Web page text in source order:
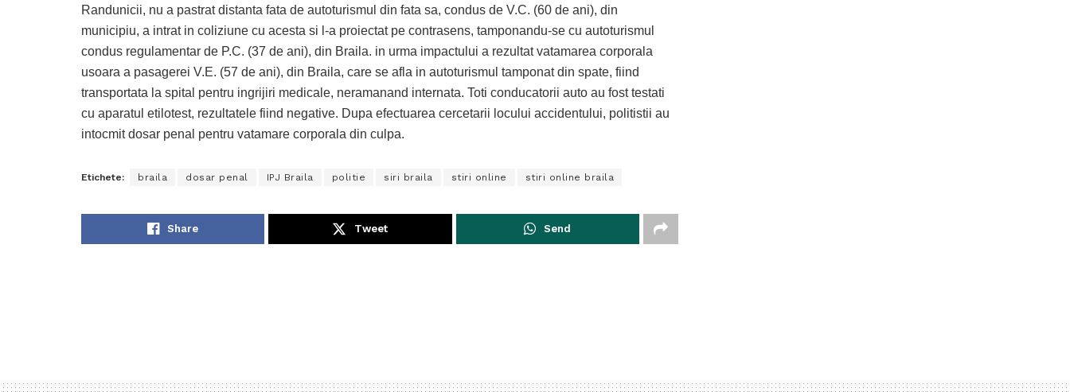
Randunicii, nu a pastrat distanta fata de autoturismul din fata sa, condus de V.C. (60 de ani), din
municipiu, a intrat in coliziune cu acesta si l-a proiectat pe contrasens, tamponandu-se cu autoturismul
condus regulamentar de P.C. (37 de ani), din Braila. in urma impactului a rezultat vatamarea corporala
usoara a pasagerei V.E. (57 de ani), din Braila, care se afla in autoturismul tamponat din spate, fiind
transportata la spital pentru ingrijiri medicale, neramanand internata. Toti conducatorii auto au fost testati
cu aparatul etilotest, rezultatele fiind negative. Dupa efectuarea cercetarii locului accidentului, politistii au
intocmit dosar penal pentru vatamare corporala din culpa.
Etichete: braila dosar penal IPJ Braila politie siri braila stiri online stiri online braila
Share Tweet Send